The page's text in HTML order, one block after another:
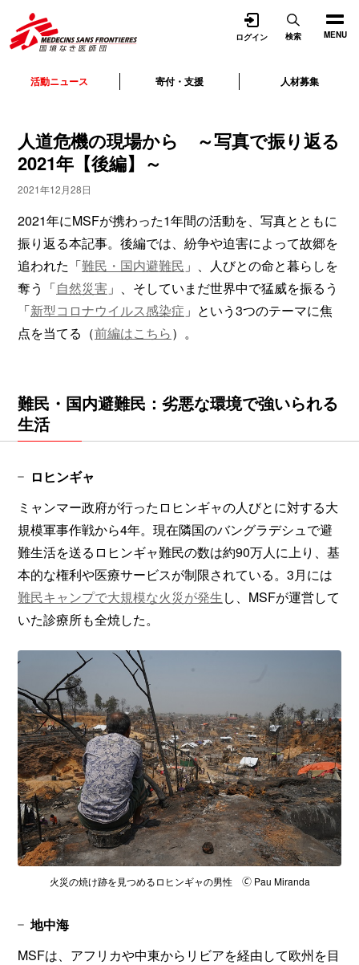
MENU
活動ニュース 寄付・支援 人材募集
ログイン 検索
人道危機の現場から ～写真で振り返る
2021年【後編】～
2021年12月28日
2021年にMSFが携わった1年間の活動を、写真とともに
振り返る本記事。後編では、紛争や迫害によって故郷を
追われた「難民・国内避難民 」、人びとの命と暮らしを
奪う「自然災害 」、そしていまだ世界中で猛威を振るう
「新型コロナウイルス感染症 」という3つのテーマに焦
点を当てる（前編はこちら）。
難民・国内避難民：劣悪な環境で強いられる
生活
ロヒンギャ
ミャンマー政府が行ったロヒンギャの人びとに対する大
規模軍事作戦から4年。現在隣国のバングラデシュで避
難生活を送るロヒンギャ難民の数は約90万人に上り、基
本的な権利や医療サービスが制限されている。3月には
難民キャンプで大規模な火災が発生し、MSFが運営して
いた診療所も全焼した。
火災の焼け跡を見つめるロヒンギャの男性 🄫 Pau Miranda
地中海
MSFは、アフリカや中東からリビアを経由して欧州を目